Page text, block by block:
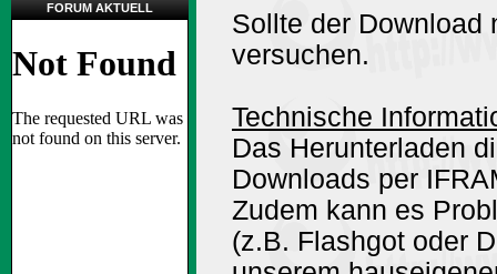
FORUM AKTUELL
Sollte der
versuchen.
Technische
Das Herunterladen
Downloads per
Zudem kann es
(z.B. Flashgot oder